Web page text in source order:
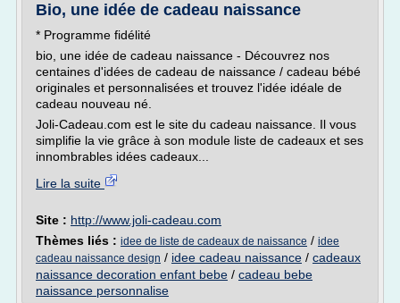
Bio, une idée de cadeau naissance
* Programme fidélité
bio, une idée de cadeau naissance - Découvrez nos
centaines d'idées de cadeau de naissance / cadeau bébé
originales et personnalisées et trouvez l'idée idéale de
cadeau nouveau né.
Joli-Cadeau.com est le site du cadeau naissance. Il vous
simplifie la vie grâce à son module liste de cadeaux et ses
innombrables idées cadeaux...
Lire la suite
Site : http://www.joli-cadeau.com
Thèmes liés : idee de liste de cadeaux de naissance / idee
cadeau naissance design / idee cadeau naissance / cadeaux
naissance decoration enfant bebe / cadeau bebe
naissance personnalise